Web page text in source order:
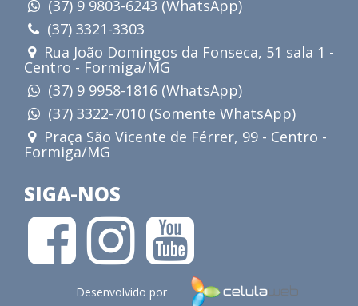
(37) 9 9803-6243 (WhatsApp)
(37) 3321-3303
Rua João Domingos da Fonseca, 51 sala 1 -
Centro - Formiga/MG
(37) 9 9958-1816 (WhatsApp)
(37) 3322-7010 (Somente WhatsApp)
Praça São Vicente de Férrer, 99 - Centro -
Formiga/MG
SIGA-NOS
Desenvolvido por